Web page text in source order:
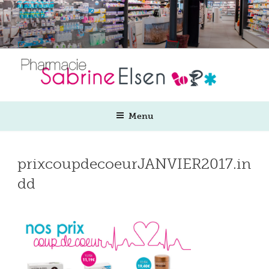
Aller
au
contenu
principal
Menu
prixcoupdecoeurJANVIER2017.in
dd